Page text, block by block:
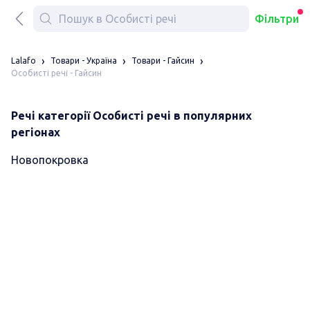
Фільтри
Lalafo Товари - Україна
Товари - Гайсин
Особисті речі - Гайсин
Речі категорії Особисті речі в популярних
регіонах
Новопокровка